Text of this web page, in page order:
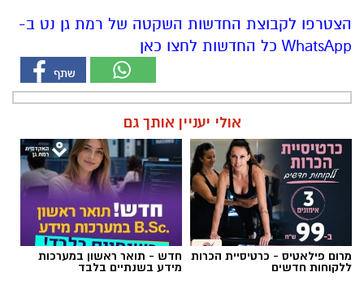
הצטרפו לקבוצת החדשות השקטה של רמת גן נט ב-
WhatsApp כל החדשות לחצו כאן
אולי יעניין אותך גם
מרום פילאטיס - כרטיסיית הכרות
ללקוחות חדשים
חדש - תואר ראשון במערכות
מידע בשנתיים בלבד